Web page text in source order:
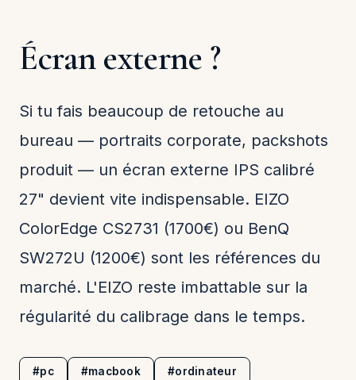
Écran externe ?
Si tu fais beaucoup de retouche au
bureau — portraits corporate, packshots
produit — un écran externe IPS calibré
27" devient vite indispensable. EIZO
ColorEdge CS2731 (1700€) ou BenQ
SW272U (1200€) sont les références du
marché. L'EIZO reste imbattable sur la
régularité du calibrage dans le temps.
#pc #macbook #ordinateur